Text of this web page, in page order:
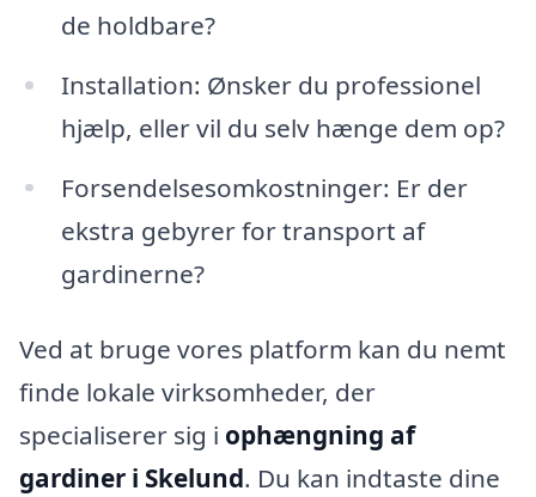
de holdbare?
Installation: Ønsker du professionel
hjælp, eller vil du selv hænge dem op?
Forsendelsesomkostninger: Er der
ekstra gebyrer for transport af
gardinerne?
Ved at bruge vores platform kan du nemt
finde lokale virksomheder, der
specialiserer sig i ophængning af
gardiner i Skelund. Du kan indtaste dine